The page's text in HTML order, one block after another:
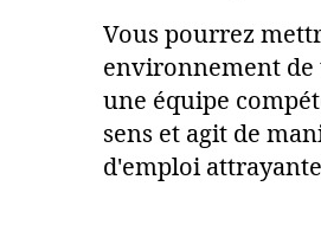
Vous pourrez
environnement
une équipe
sens et agit de
d'emploi